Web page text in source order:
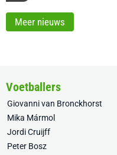
Meer nieuws
Voetballers
Giovanni van Bronckhorst
Mika Mármol
Jordi Cruijff
Peter Bosz